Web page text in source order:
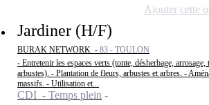
Jardiner (H/F)
BURAK NETWORK - 83 - TOULON
- Entretenir les espaces verts (tonte, désherbage, arrosage,
arbustes). - Plantation de fleurs, arbustes et arbres. -
massifs. - Utilisation et...
CDI - Temps plein
Ajouter cette